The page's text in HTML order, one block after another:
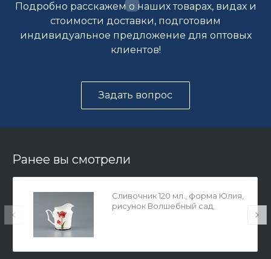
Подробно расскажем о наших товарах, видах и
стоимости доставки, подготовим
индивидуальное предложение для оптовых
клиентов!
Задать вопрос
Ранее вы смотрели
Сливочник 120 мл., форма Юлия,
рисунок Волшебный сад,